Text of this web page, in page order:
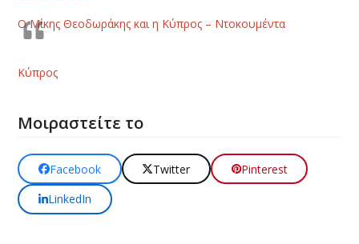
Ο Μίκης Θεοδωράκης και η Κύπρος – Ντοκουμέντα
Κύπρος
Μοιραστείτε το
Facebook Twitter
Pinterest
LinkedIn